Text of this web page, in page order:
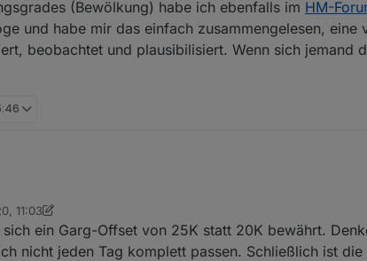
(Bewölkung) habe ich ebenfalls im HM-
und habe mir das einfach zusammengelesen, eine
beobachtet und plausibilisiert. Wenn sich jemand
11:03
10. Apr. 2020, 13:05
ein Garg-Offset von 25K statt 20K bewährt.
nicht jeden Tag komplett passen. Schließlich ist